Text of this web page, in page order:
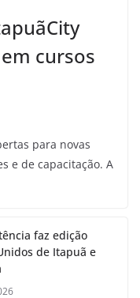
cursos
para novas
e de capacitação. A
faz edição
de Itapuã e